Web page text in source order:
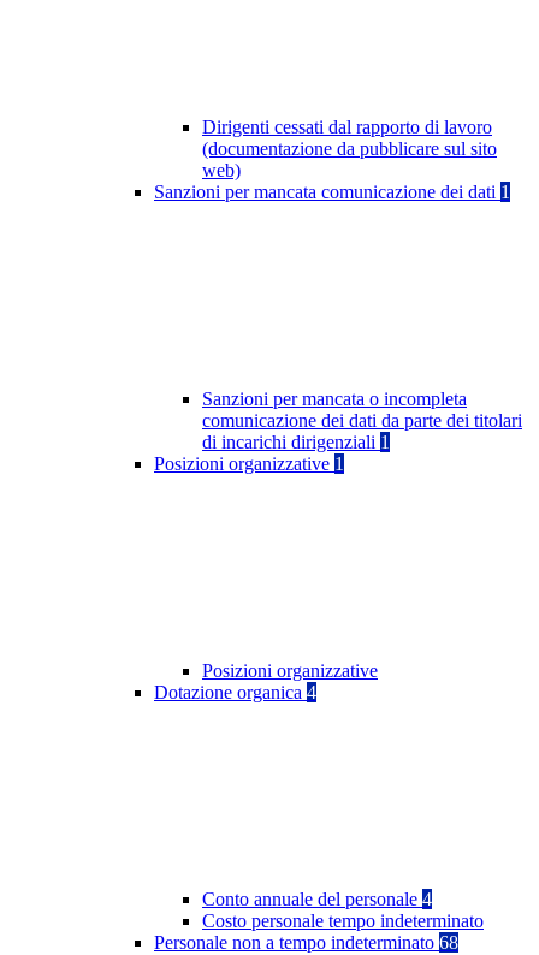
Dirigenti cessati dal rapporto di lavoro
(documentazione da pubblicare sul sito
web)
Sanzioni per mancata comunicazione dei dati 1
Sanzioni per mancata o incompleta
comunicazione dei dati da parte dei titolari
di incarichi dirigenziali 1
Posizioni organizzative 1
Posizioni organizzative
Dotazione organica 4
Conto annuale del personale 4
Costo personale tempo indeterminato
Personale non a tempo indeterminato 68